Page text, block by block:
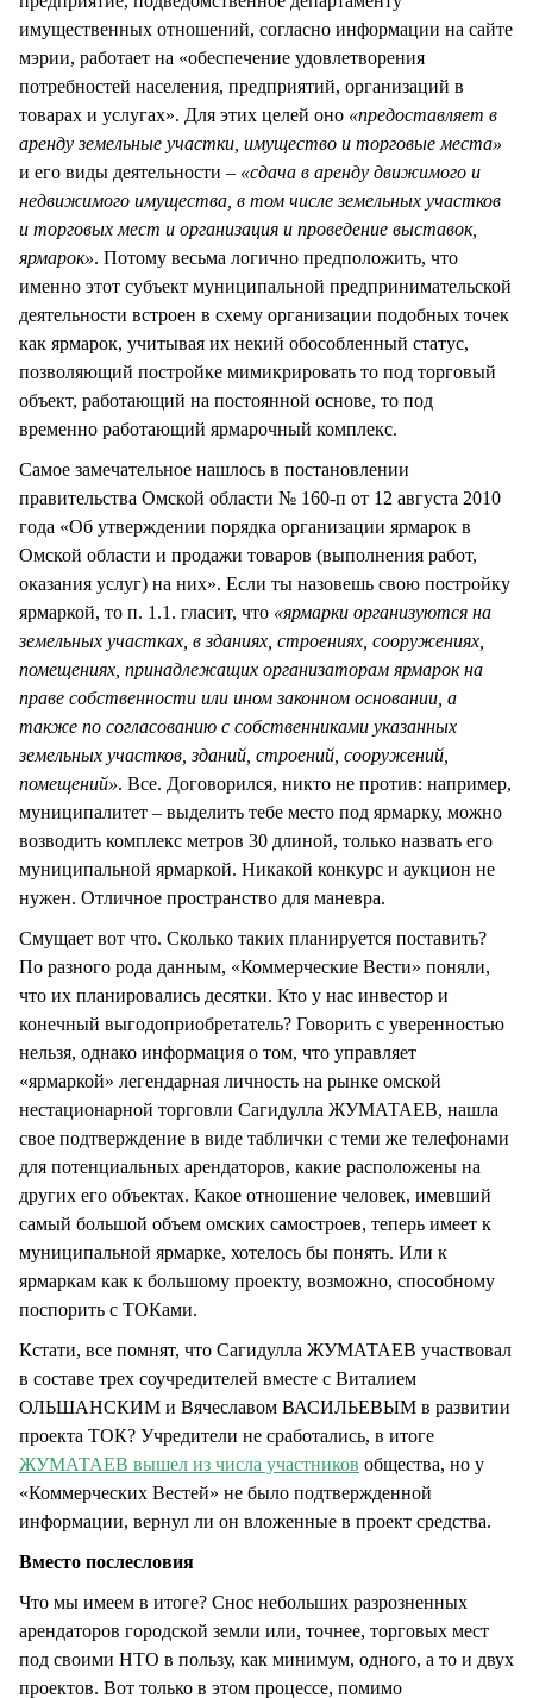
имущественных отношений, согласно информации на сайте
мэрии, работает на «обеспечение удовлетворения
потребностей населения, предприятий, организаций в
товарах и услугах». Для этих целей оно «предоставляет в
аренду земельные участки, имущество и торговые места»
и его виды деятельности – «сдача в аренду движимого и
недвижимого имущества, в том числе земельных участков
и торговых мест и организация и проведение выставок,
ярмарок». Потому весьма логично предположить, что
именно этот субъект муниципальной предпринимательской
деятельности встроен в схему организации подобных точек
как ярмарок, учитывая их некий обособленный статус,
позволяющий постройке мимикрировать то под торговый
объект, работающий на постоянной основе, то под
временно работающий ярмарочный комплекс.
Самое замечательное нашлось в постановлении
правительства Омской области № 160-п от 12 августа 2010
года «Об утверждении порядка организации ярмарок в
Омской области и продажи товаров (выполнения работ,
оказания услуг) на них». Если ты назовешь свою постройку
ярмаркой, то п. 1.1. гласит, что «ярмарки организуются на
земельных участках, в зданиях, строениях, сооружениях,
помещениях, принадлежащих организаторам ярмарок на
праве собственности или ином законном основании, а
также по согласованию с собственниками указанных
земельных участков, зданий, строений, сооружений,
помещений». Все. Договорился, никто не против: например,
муниципалитет – выделить тебе место под ярмарку, можно
возводить комплекс метров 30 длиной, только назвать его
муниципальной ярмаркой. Никакой конкурс и аукцион не
нужен. Отличное пространство для маневра.
Смущает вот что. Сколько таких планируется поставить?
По разного рода данным, «Коммерческие Вести» поняли,
что их планировались десятки. Кто у нас инвестор и
конечный выгодоприобретатель? Говорить с уверенностью
нельзя, однако информация о том, что управляет
«ярмаркой» легендарная личность на рынке омской
нестационарной торговли Сагидулла ЖУМАТАЕВ, нашла
свое подтверждение в виде таблички с теми же телефонами
для потенциальных арендаторов, какие расположены на
других его объектах. Какое отношение человек, имевший
самый большой объем омских самостроев, теперь имеет к
муниципальной ярмарке, хотелось бы понять. Или к
ярмаркам как к большому проекту, возможно, способному
поспорить с ТОКами.
Кстати, все помнят, что Сагидулла ЖУМАТАЕВ участвовал
в составе трех соучредителей вместе с Виталием
ОЛЬШАНСКИМ и Вячеславом ВАСИЛЬЕВЫМ в развитии
проекта ТОК? Учредители не сработались, в итоге
ЖУМАТАЕВ вышел из числа участников общества, но у
«Коммерческих Вестей» не было подтвержденной
информации, вернул ли он вложенные в проект средства.
Вместо послесловия
Что мы имеем в итоге? Снос небольших разрозненных
арендаторов городской земли или, точнее, торговых мест
под своими НТО в пользу, как минимум, одного, а то и двух
проектов. Вот только в этом процессе, помимо